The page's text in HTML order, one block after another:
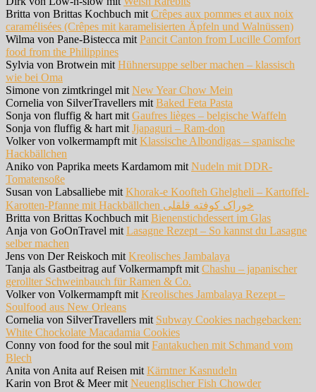
Britta von Brittas Kochbuch mit Crêpes aux pommes et aux noix
caramélisées (Crêpes mit karamelisierten Äpfeln und Walnüssen)
Wilma von Pane-Bistecca mit Pancit Canton from Lucille Comfort
food from the Philippines
Sylvia von Brotwein mit Hühnersuppe selber machen – klassisch
wie bei Oma
Simone von zimtkringel mit New Year Chow Mein
Cornelia von SilverTravellers mit Baked Feta Pasta
Sonja von fluffig & hart mit Gaufres lièges – belgische Waffeln
Sonja von fluffig & hart mit Jjapaguri – Ram-don
Volker von volkermampft mit Klassische Albondigas – spanische
Hackbällchen
Aniko von Paprika meets Kardamom mit Nudeln mit DDR-
Tomatensoße
Susan von Labsalliebe mit Khorak-e Koofteh Ghelgheli – Kartoffel-
Karotten-Pfanne mit Hackbällchen خوراک کوفته قلقلی
Britta von Brittas Kochbuch mit Bienenstichdessert im Glas
Anja von GoOnTravel mit Lasagne Rezept – So kannst du Lasagne
selber machen
Jens von Der Reiskoch mit Kreolisches Jambalaya
Tanja als Gastbeitrag auf Volkermampft mit Chashu – japanischer
gerollter Schweinbauch für Ramen & Co.
Volker von Volkermampft mit Kreolisches Jambalaya Rezept –
Soulfood aus New Orleans
Cornelia von SilverTravellers mit Subway Cookies nachgebacken:
White Chockolate Macadamia Cookies
Conny von food for the soul mit Fantakuchen mit Schmand vom
Blech
Anita von Anita auf Reisen mit Kärntner Kasnudeln
Karin von Brot & Meer mit Neuenglischer Fish Chowder